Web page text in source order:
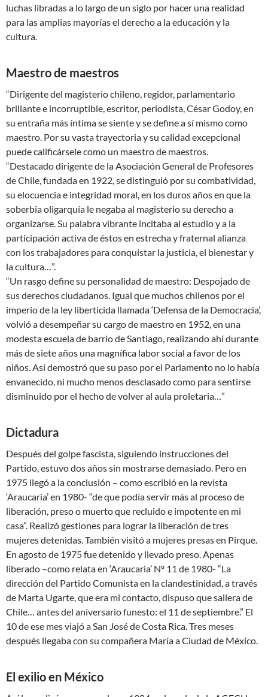
luchas libradas a lo largo de un siglo por hacer una realidad
para las amplias mayorías el derecho a la educación y la
cultura.
Maestro de maestros
“Dirigente del magisterio chileno, regidor, parlamentario
brillante e incorruptible, escritor, periodista, César Godoy, en
su entraña más íntima se siente y se define a sí mismo como
maestro. Por su vasta trayectoria y su calidad excepcional
puede calificársele como un maestro de maestros.
“Destacado dirigente de la Asociación General de Profesores
de Chile, fundada en 1922, se distinguió por su combatividad,
su elocuencia e integridad moral, en los duros años en que la
soberbia oligarquía le negaba al magisterio su derecho a
organizarse. Su palabra vibrante incitaba al estudio y a la
participación activa de éstos en estrecha y fraternal alianza
con los trabajadores para conquistar la justicia, el bienestar y
la cultura…”.
“Un rasgo define su personalidad de maestro: Despojado de
sus derechos ciudadanos. Igual que muchos chilenos por el
imperio de la ley liberticida llamada ‘Defensa de la Democracia’,
volvió a desempeñar su cargo de maestro en 1952, en una
modesta escuela de barrio de Santiago, realizando ahí durante
más de siete años una magnífica labor social a favor de los
niños. Así demostró que su paso por el Parlamento no lo había
envanecido, ni mucho menos desclasado como para sentirse
disminuido por el hecho de volver al aula proletaria…”
Dictadura
Después del golpe fascista, siguiendo instrucciones del
Partido, estuvo dos años sin mostrarse demasiado. Pero en
1975 llegó a la conclusión – como escribió en la revista
‘Araucaria’ en 1980- “de que podía servir más al proceso de
liberación, preso o muerto que recluido e impotente en mi
casa”. Realizó gestiones para lograr la liberación de tres
mujeres detenidas. También visitó a mujeres presas en Pirque.
En agosto de 1975 fue detenido y llevado preso. Apenas
liberado –como relata en ‘Araucaria’ Nº 11 de 1980- “La
dirección del Partido Comunista en la clandestinidad, a través
de Marta Ugarte, que era mi contacto, dispuso que saliera de
Chile… antes del aniversario funesto: el 11 de septiembre.” El
10 de ese mes viajó a San José de Costa Rica. Tres meses
después llegaba con su compañera María a Ciudad de México.
El exilio en México